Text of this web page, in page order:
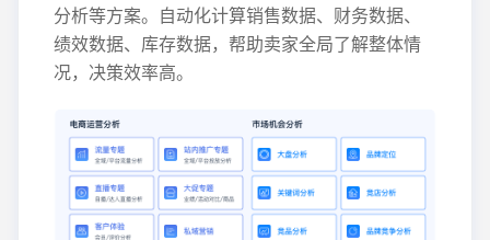
分析等方案。自动化计算销售数据、财务数据、
绩效数据、库存数据，帮助卖家全局了解整体情
况，决策效率高。